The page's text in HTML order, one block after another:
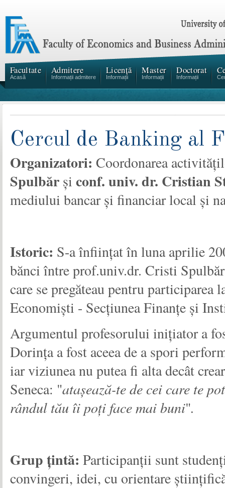
Facultate
Acasă
Admitere
Informații admitere
Licență
Informații
Master
Informații
Doctorat
Informații
Cercul de Banking al
Organizatori: Coordonarea
Spulbăr și conf. univ. dr. Cristian
mediului bancar și financiar local și
Istoric: S-a înființat în luna aprilie
bănci între prof.univ.dr. Cristi
care se pregăteau pentru
Economiști - Secțiunea Finanțe și
Argumentul profesorului inițiator a
Dorința a fost aceea de a spori
iar viziunea nu putea fi alta decât
Seneca: "ataşează-te de cei care te
rândul tău îi poţi face mai buni".
Grup țintă: Participanții sunt
convingeri, idei, cu orientare